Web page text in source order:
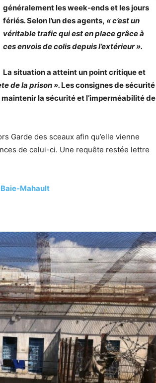
généralement les week-ends et les jours
fériés.Selon l’un des agents, « c’est un
véritable trafic qui est en place grâce à
ces envois de colis depuis l’extérieur ».
La situation a atteint un point critique et
de la prison ». Les consignes de sécurité
la sécurité et l’imperméabilité de
Garde des sceaux afin qu’elle vienne
de celui-ci. Une requête restée lettre
Mahault